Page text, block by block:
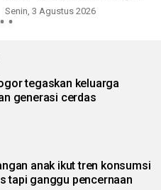
sertifikat paten
Senin, 3 Agustus 2026
tegaskan keluarga
generasi cerdas
anak ikut tren konsumsi
tapi ganggu pencernaan